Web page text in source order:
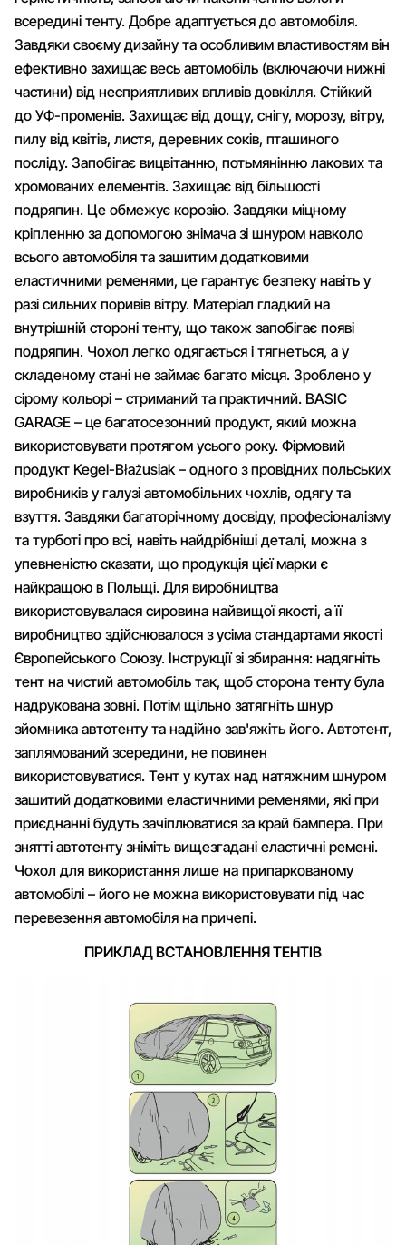
всередині тенту. Добре адаптується до автомобіля.
Завдяки своєму дизайну та особливим властивостям він
ефективно захищає весь автомобіль (включаючи нижні
частини) від несприятливих впливів довкілля. Стійкий
до УФ-променів. Захищає від дощу, снігу, морозу, вітру,
пилу від квітів, листя, деревних соків, пташиного
посліду. Запобігає вицвітанню, потьмянінню лакових та
хромованих елементів. Захищає від більшості
подряпин. Це обмежує корозію. Завдяки міцному
кріпленню за допомогою знімача зі шнуром навколо
всього автомобіля та зашитим додатковими
еластичними ременями, це гарантує безпеку навіть у
разі сильних поривів вітру. Матеріал гладкий на
внутрішній стороні тенту, що також запобігає появі
подряпин. Чохол легко одягається і тягнеться, а у
складеному стані не займає багато місця. Зроблено у
сірому кольорі – стриманий та практичний. BASIC
GARAGE – це багатосезонний продукт, який можна
використовувати протягом усього року. Фірмовий
продукт Kegel-Błażusiak – одного з провідних польських
виробників у галузі автомобільних чохлів, одягу та
взуття. Завдяки багаторічному досвіду, професіоналізму
та турботі про всі, навіть найдрібніші деталі, можна з
упевненістю сказати, що продукція цієї марки є
найкращою в Польщі. Для виробництва
використовувалася сировина найвищої якості, а її
виробництво здійснювалося з усіма стандартами якості
Європейського Союзу. Інструкції зі збирання: надягніть
тент на чистий автомобіль так, щоб сторона тенту була
надрукована зовні. Потім щільно затягніть шнур
зйомника автотенту та надійно зав'яжіть його. Автотент,
заплямований зсередини, не повинен
використовуватися. Тент у кутах над натяжним шнуром
зашитий додатковими еластичними ременями, які при
приєднанні будуть зачіплюватися за край бампера. При
знятті автотенту зніміть вищезгадані еластичні ремені.
Чохол для використання лише на припаркованому
автомобілі – його не можна використовувати під час
перевезення автомобіля на причепі.
ПРИКЛАД ВСТАНОВЛЕННЯ ТЕНТІВ